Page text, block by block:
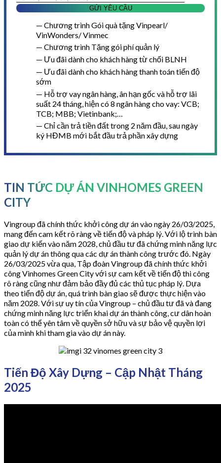
Chương trình Gói quà tặng Vinpearl/
VinWonders/ Vinmec
Chương trình Tặng gói phí quản lý
Ưu đãi dành cho khách hàng từ chối BLNH
Ưu đãi dành cho khách hàng thanh toán tiến độ
sớm
Hỗ trợ vay ngân hàng, ân hạn gốc và hỗ trợ lãi
suất 24 tháng, hiện có 8 ngân hàng cho vay: VCB;
TCB; MBB; Vietinbank;…
Chỉ cần trả tiền đất trong 2 năm đầu, sau ngày
ký HĐMB mới bắt đầu trả phần xây dựng
TIN TỨC DỰ ÁN VINHOMES GREEN
CITY
Vingroup đã chính thức khởi công dự án vào ngày 26/03/2025,
mang đến cam kết rõ ràng về tiến độ và pháp lý. Với lộ trình bàn
giao dự kiến vào năm 2028, chủ đầu tư đã chứng minh năng lực
quản lý dự án thông qua các dự án thành công trước đó. Ngày
26/03/2025 vừa qua, Tập đoàn Vingroup đã chính thức khởi
công Vinhomes Green City với sự cam kết về tiến độ thi công
rõ ràng cũng như đảm bảo đầy đủ các thủ tục pháp lý. Dựa
theo tiến độ dự án, quá trình bàn giao sẽ được thực hiện vào
năm 2028. Với sự uy tín của Vingroup – chủ đầu tư đã và đang
chứng minh năng lực triển khai dự án thành công, cư dân hoàn
toàn có thể yên tâm về quyền sở hữu và sự bảo vệ quyền lợi
của mình khi tham gia vào dự án này.
Tiến Độ Xây Dựng – Cập Nhật Tháng
2025